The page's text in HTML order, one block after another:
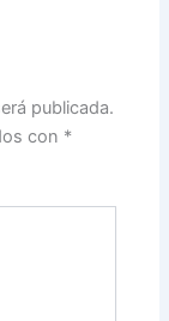
publicada.
con *